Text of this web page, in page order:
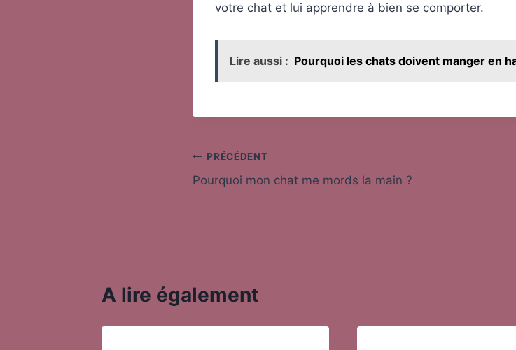
votre chat et lui apprendre à bien se comporter.
Lire aussi : Pourquoi les chats doivent manger en
Navigation
de
PRÉCÉDENT
Pourquoi mon chat me mords la main ?
A lire également